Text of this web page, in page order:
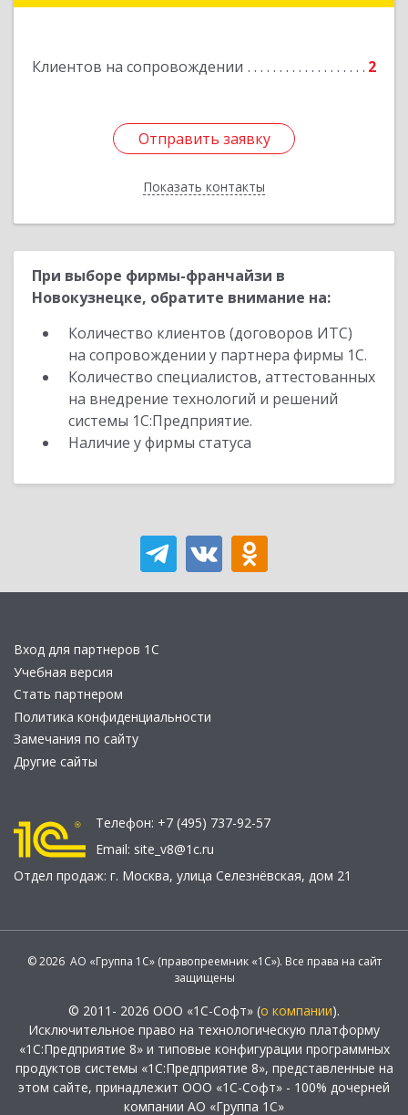
Клиентов на сопровождении 2
Отправить заявку
Показать контакты
Подробнее
Отправить заявку
Назад
При выборе фирмы-франчайзи в
Новокузнецке, обратите внимание на:
Количество клиентов (договоров ИТС)
на сопровождении у партнера фирмы 1С.
Количество специалистов, аттестованных
на внедрение технологий и решений
системы 1С:Предприятие.
Наличие у фирмы статуса
Вход для партнеров 1С
Учебная версия
Стать партнером
Политика конфиденциальности
Замечания по сайту
Другие сайты
Телефон: +7 (495) 737-92-57
Email: site_v8@1c.ru
Отдел продаж: г. Москва, улица Селезнёвская, дом 21
© 2026 АО «Группа 1С» (правопреемник «1С»). Все права на сайт
защищены
© 2011- 2026 ООО «1С-Софт» (о компании).
Исключительное право на технологическую платформу
«1С:Предприятие 8» и типовые конфигурации программных
продуктов системы «1С:Предприятие 8», представленные на
этом сайте, принадлежит ООО «1С-Софт» - 100% дочерней
компании АО «Группа 1С»